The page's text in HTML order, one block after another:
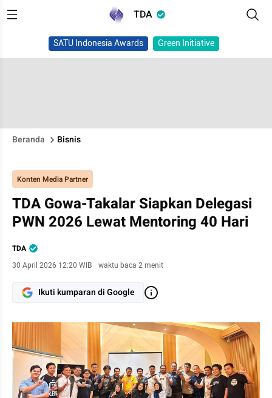
TDA
SATU Indonesia Awards Green Initiative
Beranda Bisnis
Konten Media Partner
TDA Gowa-Takalar Siapkan Delegasi
PWN 2026 Lewat Mentoring 40 Hari
TDA
30 April 2026 12:20 WIB · waktu baca 2 menit
Ikuti kumparan di Google